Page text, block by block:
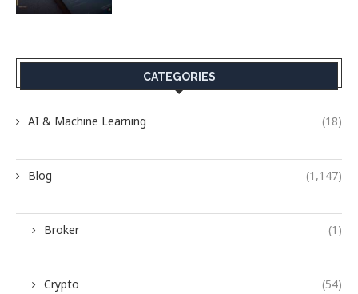
CATEGORIES
AI & Machine Learning (18)
Blog (1,147)
Broker (1)
Crypto (54)